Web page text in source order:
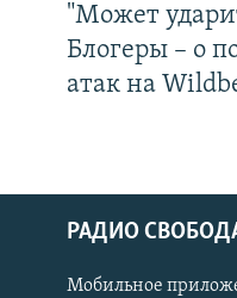
"Может
Блогеры – о
атак на
РАДИО
Мобильное